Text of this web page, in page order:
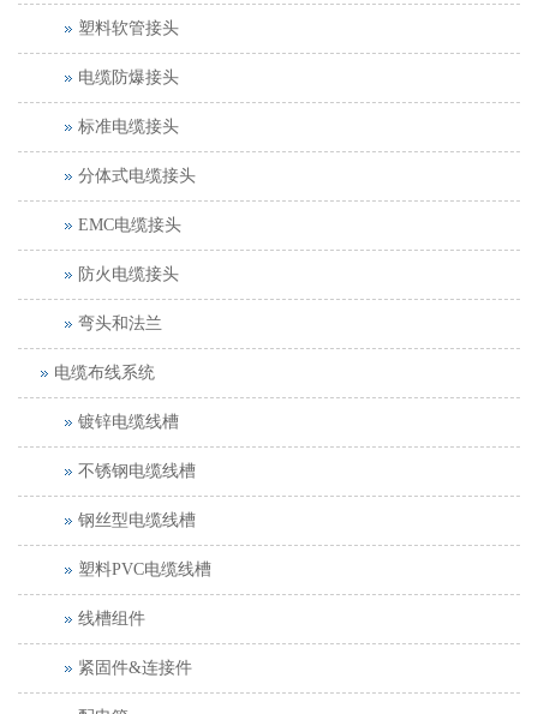
塑料软管接头
电缆防爆接头
标准电缆接头
分体式电缆接头
EMC电缆接头
防火电缆接头
弯头和法兰
电缆布线系统
镀锌电缆线槽
不锈钢电缆线槽
钢丝型电缆线槽
塑料PVC电缆线槽
线槽组件
紧固件&连接件